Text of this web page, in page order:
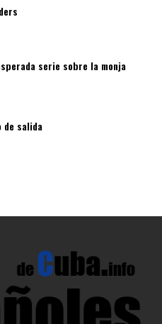
serie sobre la monja
de salida